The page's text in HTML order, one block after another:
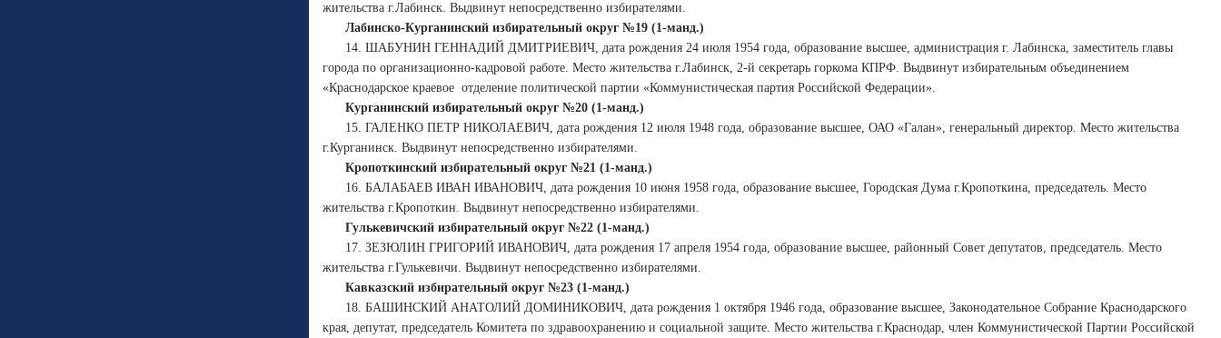
жительства г.Лабинск. Выдвинут непосредственно избирателями.
Лабинско-Курганинский избирательный округ №19 (1-манд.)
14. ШАБУНИН ГЕННАДИЙ ДМИТРИЕВИЧ, дата рождения 24 июля 1954 года, образование высшее, администрация г. Лабинска, заместитель главы
города по организационно-кадровой работе. Место жительства г.Лабинск, 2-й секретарь горкома КПРФ. Выдвинут избирательным объединением
«Краснодарское краевое отделение политической партии «Коммунистическая партия Российской Федерации».
Курганинский избирательный округ №20 (1-манд.)
15. ГАЛЕНКО ПЕТР НИКОЛАЕВИЧ, дата рождения 12 июля 1948 года, образование высшее, ОАО «Галан», генеральный директор. Место жительства
г.Курганинск. Выдвинут непосредственно избирателями.
Кропоткинский избирательный округ №21 (1-манд.)
16. БАЛАБАЕВ ИВАН ИВАНОВИЧ, дата рождения 10 июня 1958 года, образование высшее, Городская Дума г.Кропоткина, председатель. Место
жительства г.Кропоткин. Выдвинут непосредственно избирателями.
Гулькевичский избирательный округ №22 (1-манд.)
17. ЗЕЗЮЛИН ГРИГОРИЙ ИВАНОВИЧ, дата рождения 17 апреля 1954 года, образование высшее, районный Совет депутатов, председатель. Место
жительства г.Гулькевичи. Выдвинут непосредственно избирателями.
Кавказский избирательный округ №23 (1-манд.)
18. БАШИНСКИЙ АНАТОЛИЙ ДОМИНИКОВИЧ, дата рождения 1 октября 1946 года, образование высшее, Законодательное Собрание Краснодарского
края, депутат, председатель Комитета по здравоохранению и социальной защите. Место жительства г.Краснодар, член Коммунистической Партии Российской